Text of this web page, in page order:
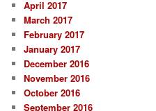
April 2017
March 2017
February 2017
January 2017
December 2016
November 2016
October 2016
September 2016